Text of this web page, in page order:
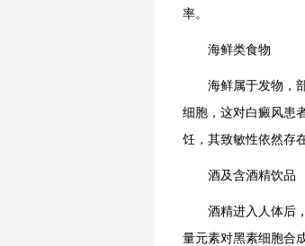
率。
海鲜类食物
海鲜属于发物，部
细胞，这对白癜风患
饪，其致敏性依然存
酒及含酒精饮品
酒精进入人体后，
量元素对黑素细胞合